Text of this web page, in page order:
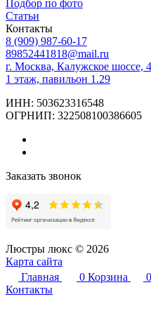
Подбор по фото
Статьи
Контакты
8 (909) 987-60-17
89852441818@mail.ru
г. Москва, Калужское шоссе,
1 этаж, павильон 1.29
ИНН: 503623316548
ОГРНИП: 322508100386605
Заказать звонок
Люстры люкс © 2026
Карта сайта
Главная
0 Корзина 0
Контакты